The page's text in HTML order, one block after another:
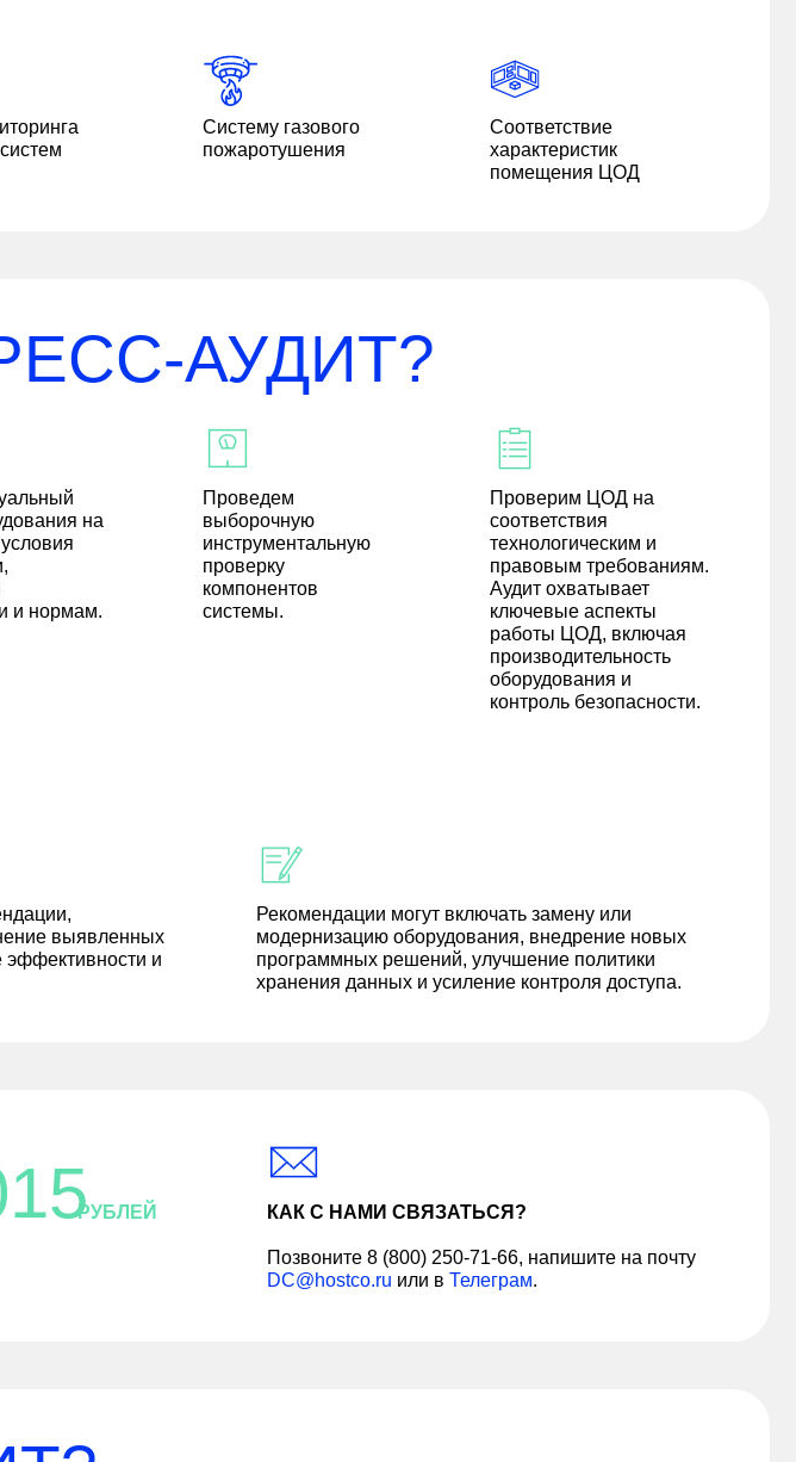
Систему газового
пожаротушения
Соответствие
характеристик
помещения ЦОД
АУДИТ?
на
и нормам.
Проведем
выборочную
инструментальную
проверку
компонентов
системы.
Проверим ЦОД на
соответствия
технологическим и
правовым требованиям.
Аудит охватывает
ключевые аспекты
работы ЦОД, включая
производительность
оборудования и
контроль безопасности.
выявленных
эффективности и
Рекомендации могут включать замену или
модернизацию оборудования, внедрение новых
программных решений, улучшение политики
хранения данных и усиление контроля доступа.
РУБЛЕЙ КАК С НАМИ СВЯЗАТЬСЯ?
Позвоните 8 (800) 250-71-66, напишите на почту
DC@hostco.ru или в Телеграм.